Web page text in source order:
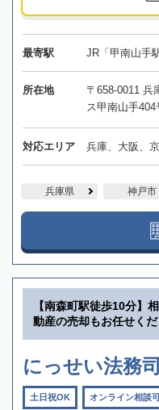
最寄駅 JR「甲南山手
所在地
〒658-0011 兵
ス甲南山手404
対応エリア 兵庫、大阪、
兵庫県 神戸市
【南森町駅徒歩10分】
動産の売却もお任せくだ
にっせい法務
土日祝OK オンライン相談